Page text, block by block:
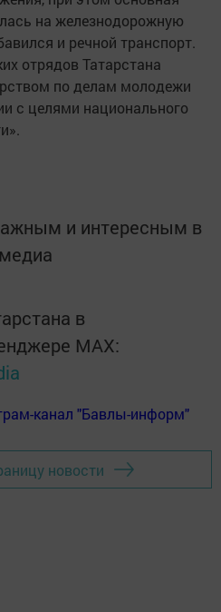
на железнодорожную
и речной транспорт.
отрядов Татарстана
по делам молодежи
с целями национального
и интересным в
в
MАХ:
канал "Бавлы-информ"
новости